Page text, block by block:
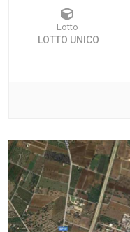
Lotto
LOTTO UNICO